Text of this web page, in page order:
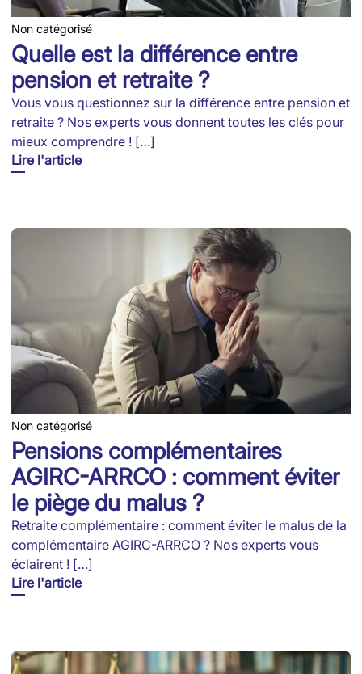
Non catégorisé
Quelle est la différence entre
pension et retraite ?
Vous vous questionnez sur la différence entre pension et
retraite ? Nos experts vous donnent toutes les clés pour
mieux comprendre ! […]
Lire l'article
Non catégorisé
Pensions complémentaires
AGIRC-ARRCO : comment éviter
le piège du malus ?
Retraite complémentaire : comment éviter le malus de la
complémentaire AGIRC-ARRCO ? Nos experts vous
éclairent ! […]
Lire l'article